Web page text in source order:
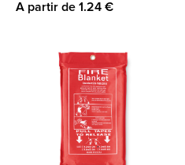
A partir de 1.24 €